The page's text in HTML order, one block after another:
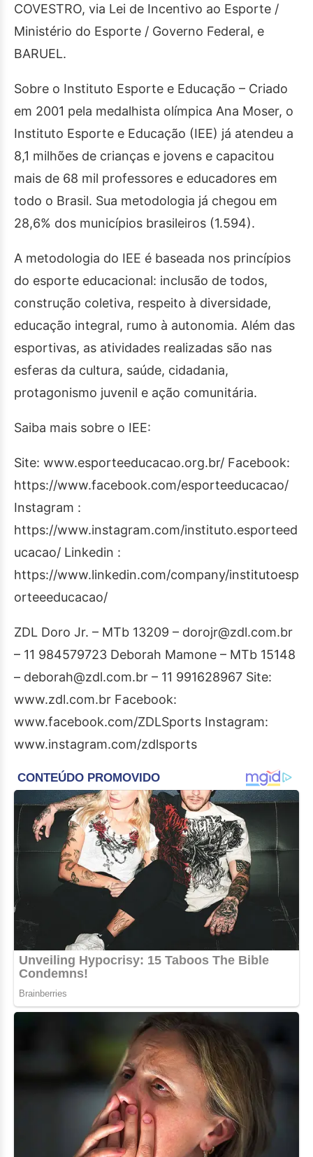
COVESTRO, via Lei de Incentivo ao Esporte /
Ministério do Esporte / Governo Federal, e
BARUEL.
Sobre o Instituto Esporte e Educação – Criado
em 2001 pela medalhista olímpica Ana Moser, o
Instituto Esporte e Educação (IEE) já atendeu a
8,1 milhões de crianças e jovens e capacitou
mais de 68 mil professores e educadores em
todo o Brasil. Sua metodologia já chegou em
28,6% dos municípios brasileiros (1.594).
A metodologia do IEE é baseada nos princípios
do esporte educacional: inclusão de todos,
construção coletiva, respeito à diversidade,
educação integral, rumo à autonomia. Além das
esportivas, as atividades realizadas são nas
esferas da cultura, saúde, cidadania,
protagonismo juvenil e ação comunitária.
Saiba mais sobre o IEE:
Site: www.esporteeducacao.org.br/ Facebook:
https://www.facebook.com/esporteeducacao/
Instagram :
https://www.instagram.com/instituto.esporteed
ucacao/ Linkedin :
https://www.linkedin.com/company/institutoesp
orteeeducacao/
ZDL Doro Jr. – MTb 13209 – dorojr@zdl.com.br
– 11 984579723 Deborah Mamone – MTb 15148
– deborah@zdl.com.br – 11 991628967 Site:
www.zdl.com.br Facebook:
www.facebook.com/ZDLSports Instagram:
www.instagram.com/zdlsports